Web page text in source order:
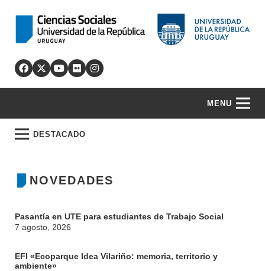
MENU
DESTACADO
NOVEDADES
Pasantía en UTE para estudiantes de Trabajo Social
7 agosto, 2026
EFI «Ecoparque Idea Vilariño: memoria, territorio y
ambiente»